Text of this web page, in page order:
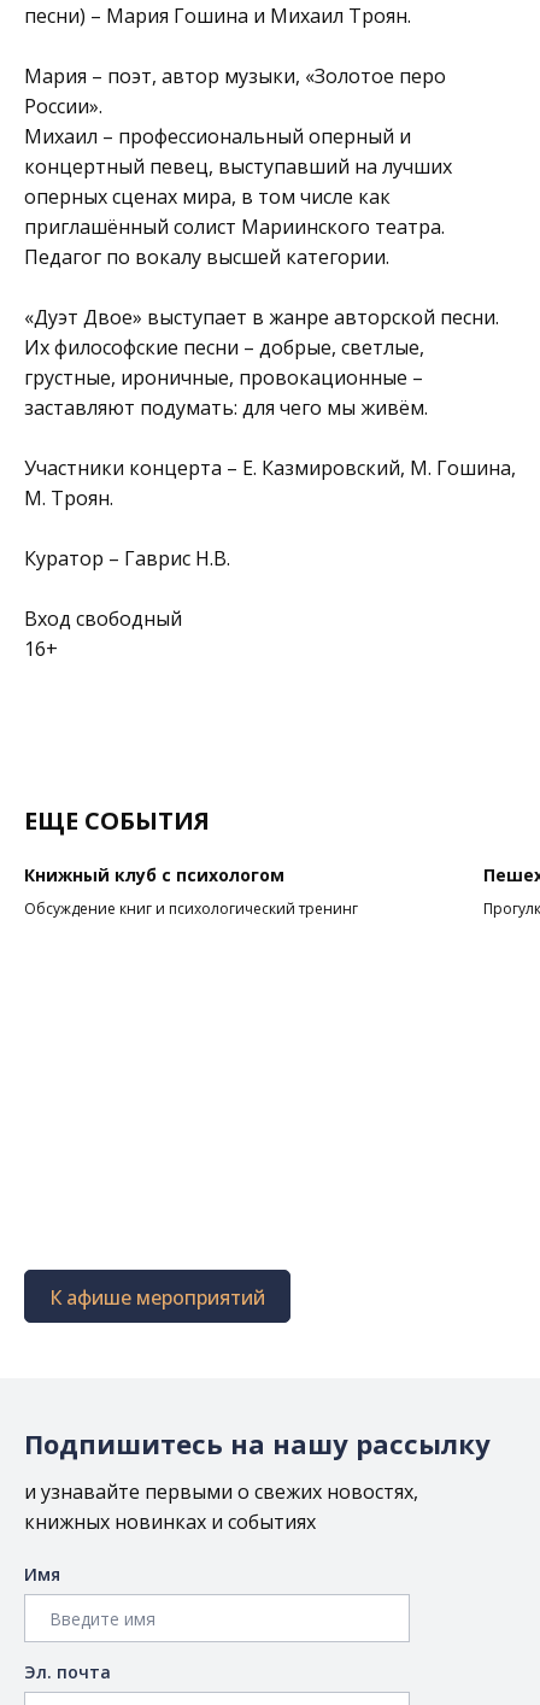
песни) – Мария Гошина и Михаил Троян.
Мария – поэт, автор музыки, «Золотое перо
России».
Михаил – профессиональный оперный и
концертный певец, выступавший на лучших
оперных сценах мира, в том числе как
приглашённый солист Мариинского театра.
Педагог по вокалу высшей категории.
«Дуэт Двое» выступает в жанре авторской песни.
Их философские песни – добрые, светлые,
грустные, ироничные, провокационные –
заставляют подумать: для чего мы живём.
Участники концерта – Е. Казмировский, М. Гошина,
М. Троян.
Куратор – Гаврис Н.В.
Вход свободный
16+
ЕЩЕ СОБЫТИЯ
Книжный клуб с психологом
Обсуждение книг и психологический тренинг
К афише мероприятий
Подпишитесь на нашу рассылку
и узнавайте первыми о свежих новостях,
книжных новинках и событиях
Имя
Эл. почта